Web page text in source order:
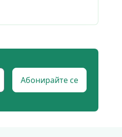
Абонирайте се